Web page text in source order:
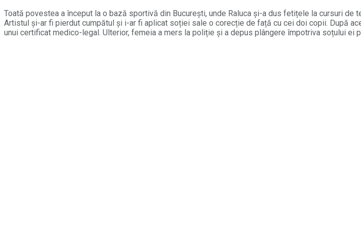
Toată povestea a început la o bază sportivă din București, unde Raluca și-a dus fetițele la cursuri de
Artistul și-ar fi pierdut cumpătul și i-ar fi aplicat soției sale o corecție de față cu cei doi copii. După
unui certificat medico-legal. Ulterior, femeia a mers la poliție și a depus plângere împotriva soțului ei